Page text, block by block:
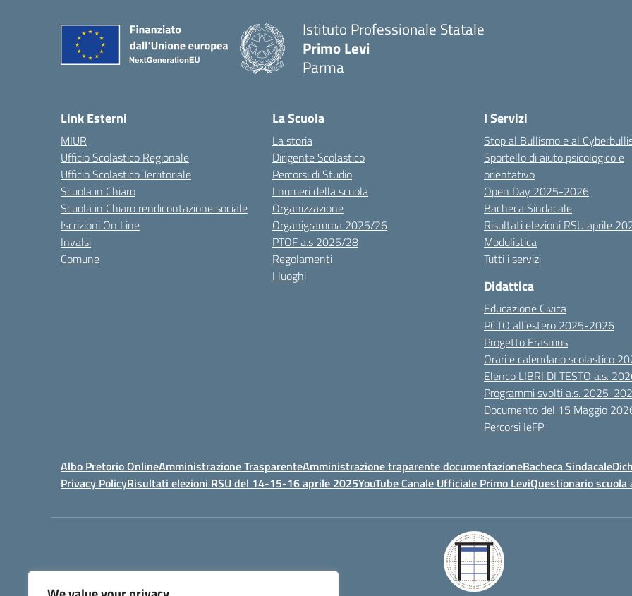
Istituto Professionale Statale
Primo Levi
Parma
Link Esterni
MIUR
Ufficio Scolastico Regionale
Ufficio Scolastico Territoriale
Scuola in Chiaro
Scuola in Chiaro rendicontazione sociale
Iscrizioni On Line
Invalsi
Comune
La Scuola
La storia
Dirigente Scolastico
Percorsi di Studio
I numeri della scuola
Organizzazione
Organigramma 2025/26
PTOF a.s 2025/28
Regolamenti
I luoghi
I Servizi
Stop al Bullismo e al
Sportello di aiuto psicologico e
orientativo
Open Day 2025-2026
Bacheca Sindacale
Risultati elezioni RSU aprile
Modulistica
Tutti i servizi
Didattica
Educazione Civica
PCTO all’estero 2025-2026
Progetto Erasmus
Orari e calendario scolastico
Elenco LIBRI DI TESTO a.s.
Programmi svolti a.s. 2025-
Documento del 15 Maggio
Percorsi IeFP
Albo Pretorio OnlineAmministrazione TrasparenteAmministrazione traparente documentazioneBacheca Sindacale
Privacy PolicyRisultati elezioni RSU del 14-15-16 aprile 2025YouTube Canale Ufficiale Primo LeviQuestionario scuola